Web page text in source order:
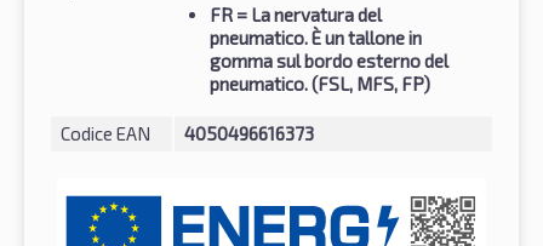
FR = La nervatura del
pneumatico. È un tallone in
gomma sul bordo esterno del
pneumatico. (FSL, MFS, FP)
Codice EAN 4050496616373